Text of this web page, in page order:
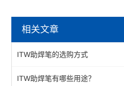
助焊笔CW8100
松香型助焊笔CW8200
涂层笔CW3300G
相关文章
ITW助焊笔的选购方式
ITW助焊笔有哪些用途？